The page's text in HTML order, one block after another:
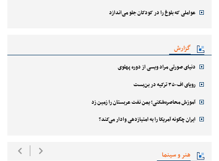
عواملی که بلوغ را در کودکان جلو می‌اندازد
گزارش
دنیای صورتی مراد ویسی از دوره پهلوی
رویای اف-۳۵ ترکیه در بن‌بست
آموزش محاصره‌شکنی؛ یمن نفت عربستان را زمین زد
ایران چگونه آمریکا را به امتیازدهی وادار می‌کند؟
هنر و سینما